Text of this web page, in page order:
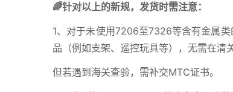
🌈针对以上的新规，发货时需注意：
1、对于未使用7206至7326等含有金属
品（例如支架、遥控玩具等），无需在清
但若遇到海关查验，需补交MTC证书。